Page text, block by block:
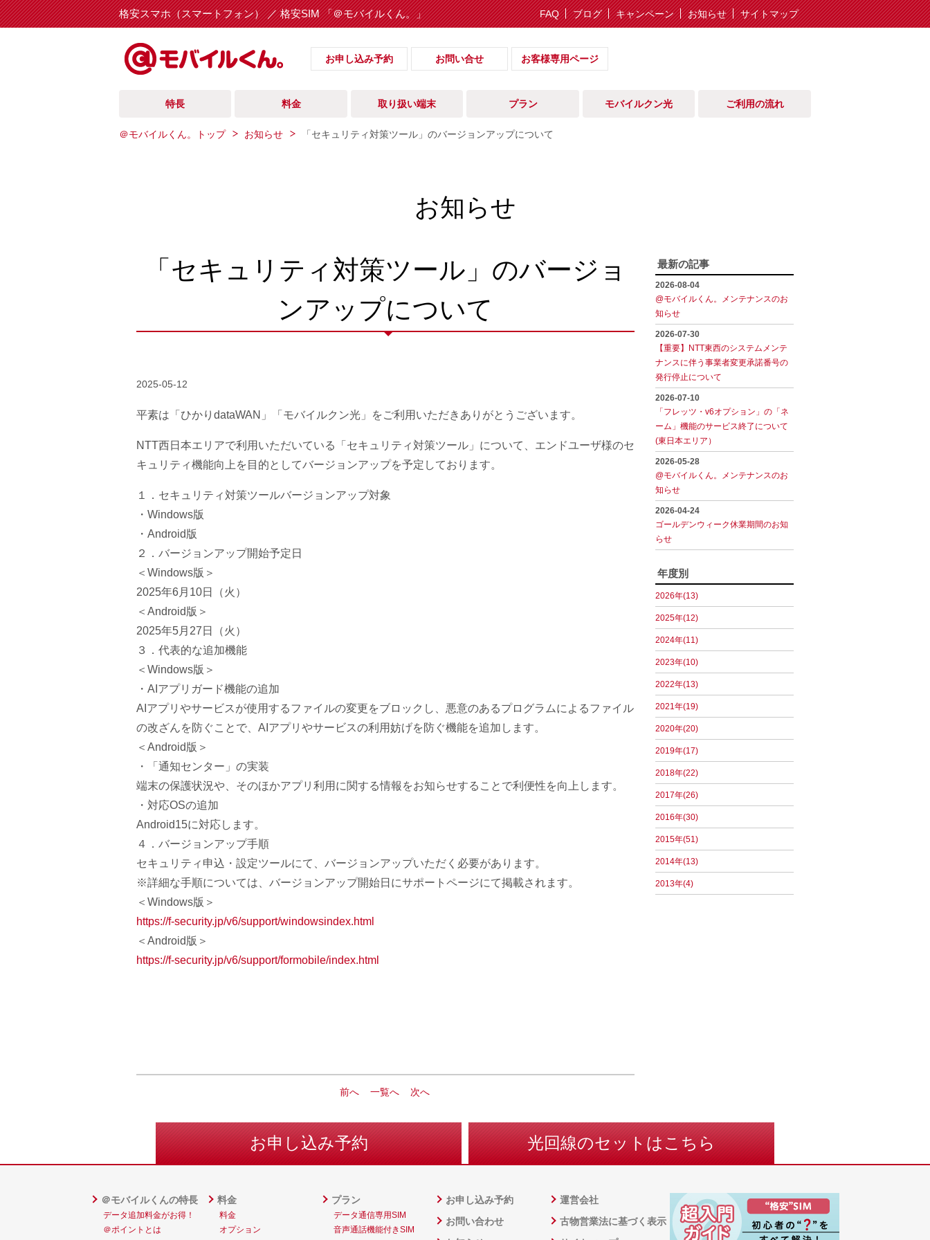
格安スマホ（スマートフォン） ／ 格安SIM 「＠モバイルくん。」 FAQ ブログ キャンペーン お知らせ サイトマップ
お申し込み予約 お問い合せ お客様専用ページ
特長 料金 取り扱い端末 プラン モバイルクン光 ご利用の流れ
＠モバイルくん。トップ お知らせ 「セキュリティ対策ツール」のバージョンアップについて
お知らせ
「セキュリティ対策ツール」のバージョ
ンアップについて
2025-05-12
平素は「ひかりdataWAN」「モバイルクン光」をご利用いただきありがとうございます。
NTT西日本エリアで利用いただいている「セキュリティ対策ツール」について、エン ドユーザ様のセ
キュリティ機能向上を目的としてバージョンアップを予定しております。
１．セキュリティ対策ツールバージョンアップ対象
・Windows版
・Android版
２．バージョンアップ開始予定日
＜Windows版＞
2025年6月10日（火）
＜Android版＞
2025年5月27日（火）
３．代表的な追加機能
＜Windows版＞
・AIアプリガード機能の追加
AIアプリやサービスが使用するファイルの変更をブロックし、悪意のあるプログラムによるファイル
の改ざんを防ぐことで、AIアプリやサービスの利用妨げを防ぐ機能を追加します。
＜Android版＞
・「通知センター」の実装
端末の保護状況や、そのほかアプリ利用に関する情報をお知らせすることで利便性を向上します。
・対応OSの追加
Android15に対応します。
４．バージョンアップ手順
セキュリティ申込・設定ツールにて、バージョンアップいただく必要があります。
※詳細な手順については、バージョンアップ開始日にサポートページにて掲載されます。
＜Windows版＞
https://f-security.jp/v6/support/windowsindex.html
＜Android版＞
https://f-security.jp/v6/support/formobile/index.html
前へ 一覧へ 次へ
最新の記事
2026-08-04
@モバイルくん。メンテナンスのお
知らせ
2026-07-30
【重要】NTT東西のシステムメンテ
ナンスに伴う事業者変更承諾番号の
発行停止について
2026-07-10
「フレッツ・v6オプション」の「ネ
ーム」機能のサービス終了について
(東日本エリア）
2026-05-28
@モバイルくん。メンテナンスのお
知らせ
2026-04-24
ゴールデンウィーク休業期間のお知
らせ
年度別
2026年(13)
2025年(12)
2024年(11)
2023年(10)
2022年(13)
2021年(19)
2020年(20)
2019年(17)
2018年(22)
2017年(26)
2016年(30)
2015年(51)
2014年(13)
2013年(4)
お申し込み予約 光回線のセットはこちら
＠モバイルくんの特長
データ追加料金がお得！
＠ポイントとは
料金
料金
オプション
プラン
データ通信専用SIM
音声通話機能付きSIM
お申し込み予約
お問い合わせ
運営会社
古物営業法に基づく表示